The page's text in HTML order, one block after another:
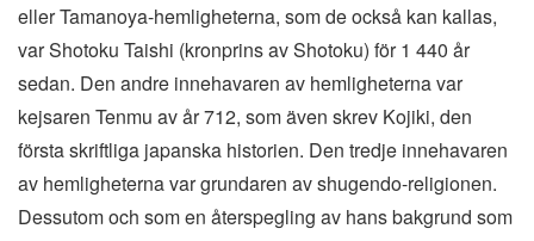
eller Tamanoya-hemligheterna, som de också kan kallas,
var Shotoku Taishi (kronprins av Shotoku) för 1 440 år
sedan. Den andre innehavaren av hemligheterna var
kejsaren Tenmu av år 712, som även skrev Kojiki, den
första skriftliga japanska historien. Den tredje innehavaren
av hemligheterna var grundaren av shugendo-religionen.
Dessutom och som en återspegling av hans bakgrund som